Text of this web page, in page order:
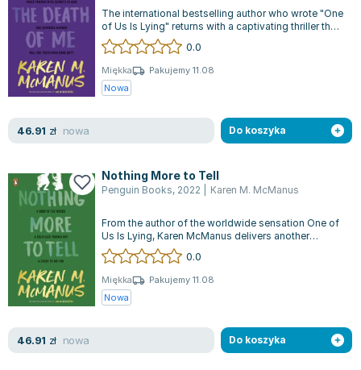
Książki o naukach politycznych dla studentów
Książki do nauk przyrodniczych dla studentów
Książki do nauk społecznych dla studentów
Książki do nauk ścisłych dla studentów
Technologia żywności - książki
Zarządzanie i marketing - książki
Nauka języków obcych - książki
Podręczniki dla nauczycieli - metodyka
Repetytoria, testy i materiały pomocnicze
Bolesław Prus
Clive Cussler
Wanda Chotomska
Józef Ignacy Kraszewski
Martyna Wojciechowska
Melissa De la Cruz
Blanka Lipińska
Jaś Kapela
Agatha Christie
Witold Gadowski
Jan Pietrzak
Marcin Kowalczyk
Piotr Zychowicz
Piotr Kościelny
Jan Piński
The international bestselling author who wrote "One
of Us Is Lying" returns with a captivating thriller that
promises to hook read...
0.0
Miękka
Pakujemy 11.08
Nowa
46.91 zł nowa Do koszyka
Nothing More to Tell
Penguin Books, 2022 Karen M. McManus
From the author of the worldwide sensation One of
Us Is Lying, Karen McManus delivers another
enthralling young adult thriller tha...
0.0
Miękka
Pakujemy 11.08
Nowa
46.91 zł nowa Do koszyka